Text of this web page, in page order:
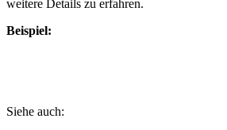
weitere Details zu erfahren.
Beispiel:
Siehe auch: